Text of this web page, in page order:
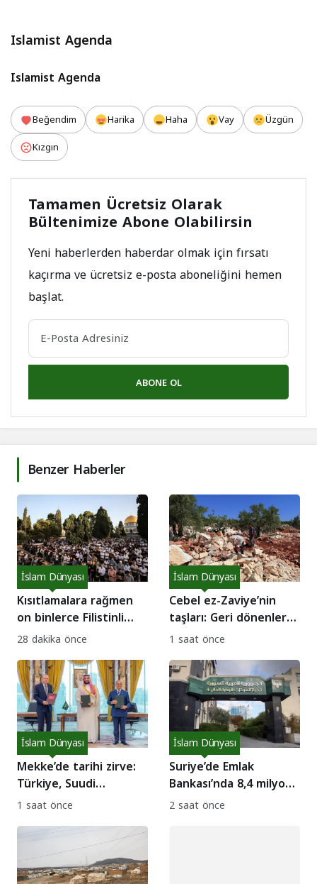
umut dolu bir
iş kapısı!
Pakistan’dan
ortak
anlaşması
Islamist Agenda
Islamist Agenda
Beğendim Harika Haha Vay
Üzgün
Kızgın
Tamamen Ücretsiz Olarak
Bültenimize Abone Olabilirsin
Yeni haberlerden haberdar olmak için fırsatı
kaçırma ve ücretsiz e-posta aboneliğini hemen
başlat.
ABONE OL
Benzer Haberler
Kısıtlamalara rağmen
on binlerce Filistinli
cuma namazında
İslam Dünyası
28 dakika önce
Cebel ez-Zaviye’nin
taşları: Geri dönenler
için zorlu ama umut
İslam Dünyası
1 saat önce
Mekke’de tarihi zirve:
Türkiye, Suudi
Arabistan ve
savunma anlaşması
İslam Dünyası
1 saat önce
Suriye’de Emlak
Bankası’nda 8,4 milyon
dolarlık yolsuzluk
İslam Dünyası
2 saat önce